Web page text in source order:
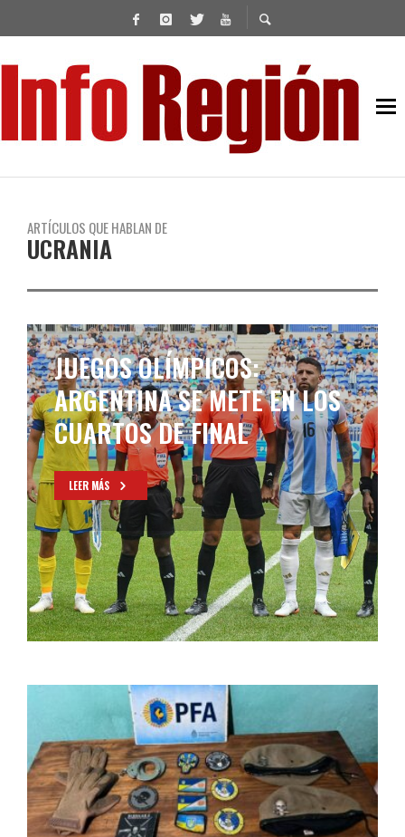
ARTÍCULOS QUE HABLAN DE
UCRANIA
MILEI PARTICIPÓ DE LA
CUMBRE POR LA PAZ EN
UCRANIA
LEER MÁS